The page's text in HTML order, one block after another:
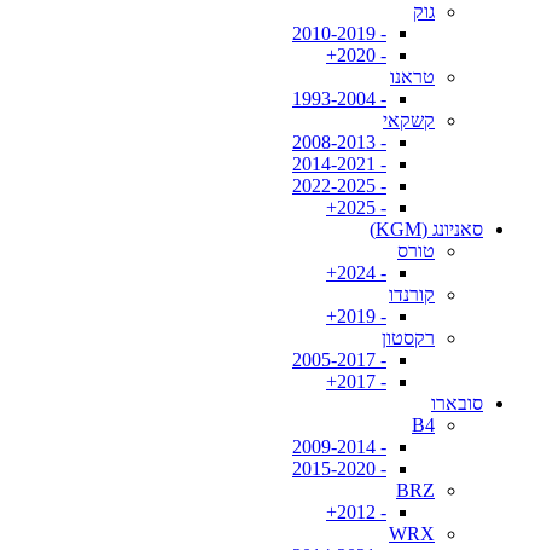
גוק
- 2010-2019
- 2020+
טראנו
- 1993-2004
קשקאי
- 2008-2013
- 2014-2021
- 2022-2025
- 2025+
סאניונג (KGM)
טורס
- 2024+
קורנדו
- 2019+
רקסטון
- 2005-2017
- 2017+
סובארו
B4
- 2009-2014
- 2015-2020
BRZ
- 2012+
WRX